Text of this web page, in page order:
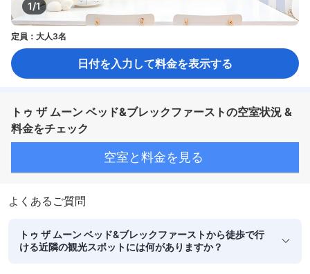
1/1
定員：大人3名
日付を入力して料金を表示する
トゥ ザ ムーン ベッド&ブレックファーストの空室状況 &
料金をチェック
空室と料金を見る
よくあるご質問
トゥ ザ ムーン ベッド&ブレックファーストから徒歩で行
ける近隣の観光スポットには何がありますか？